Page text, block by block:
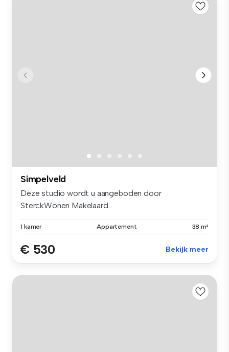
Simpelveld
Deze studio wordt u aangeboden door
SterckWonen Makelaard...
1 kamer Appartement 38 m²
€ 530 Bekijk meer